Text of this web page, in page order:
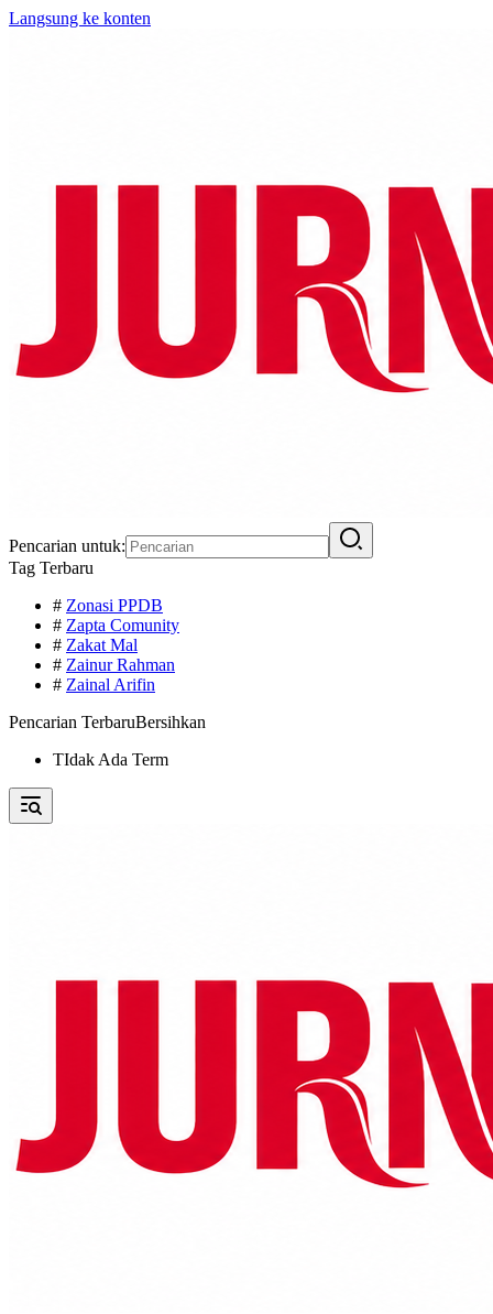
Langsung ke konten
Pencarian untuk:
Tag Terbaru
# Zonasi PPDB
# Zapta Comunity
# Zakat Mal
# Zainur Rahman
# Zainal Arifin
Pencarian TerbaruBersihkan
TIdak Ada Term